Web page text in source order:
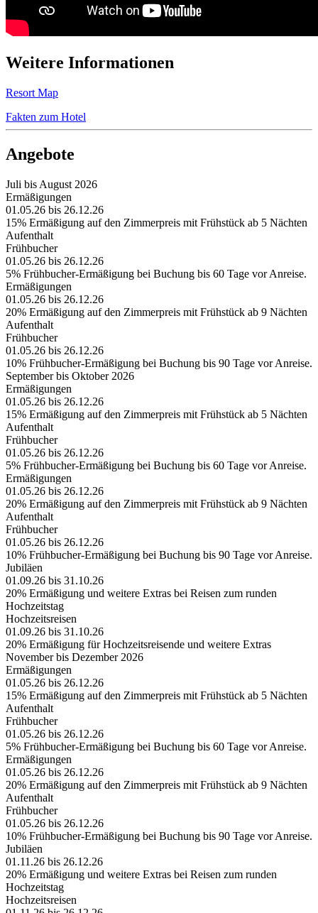
Weitere Informationen
Resort Map
Fakten zum Hotel
Angebote
Juli bis August 2026
Ermäßigungen
01.05.26 bis 26.12.26
15% Ermäßigung auf den Zimmerpreis mit Frühstück ab 5 Nächten
Aufenthalt
Frühbucher
01.05.26 bis 26.12.26
5% Frühbucher-Ermäßigung bei Buchung bis 60 Tage vor Anreise.
Ermäßigungen
01.05.26 bis 26.12.26
20% Ermäßigung auf den Zimmerpreis mit Frühstück ab 9 Nächten
Aufenthalt
Frühbucher
01.05.26 bis 26.12.26
10% Frühbucher-Ermäßigung bei Buchung bis 90 Tage vor Anreise.
September bis Oktober 2026
Ermäßigungen
01.05.26 bis 26.12.26
15% Ermäßigung auf den Zimmerpreis mit Frühstück ab 5 Nächten
Aufenthalt
Frühbucher
01.05.26 bis 26.12.26
5% Frühbucher-Ermäßigung bei Buchung bis 60 Tage vor Anreise.
Ermäßigungen
01.05.26 bis 26.12.26
20% Ermäßigung auf den Zimmerpreis mit Frühstück ab 9 Nächten
Aufenthalt
Frühbucher
01.05.26 bis 26.12.26
10% Frühbucher-Ermäßigung bei Buchung bis 90 Tage vor Anreise.
Jubiläen
01.09.26 bis 31.10.26
20% Ermäßigung und weitere Extras bei Reisen zum runden
Hochzeitstag
Hochzeitsreisen
01.09.26 bis 31.10.26
20% Ermäßigung für Hochzeitsreisende und weitere Extras
November bis Dezember 2026
Ermäßigungen
01.05.26 bis 26.12.26
15% Ermäßigung auf den Zimmerpreis mit Frühstück ab 5 Nächten
Aufenthalt
Frühbucher
01.05.26 bis 26.12.26
5% Frühbucher-Ermäßigung bei Buchung bis 60 Tage vor Anreise.
Ermäßigungen
01.05.26 bis 26.12.26
20% Ermäßigung auf den Zimmerpreis mit Frühstück ab 9 Nächten
Aufenthalt
Frühbucher
01.05.26 bis 26.12.26
10% Frühbucher-Ermäßigung bei Buchung bis 90 Tage vor Anreise.
Jubiläen
01.11.26 bis 26.12.26
20% Ermäßigung und weitere Extras bei Reisen zum runden
Hochzeitstag
Hochzeitsreisen